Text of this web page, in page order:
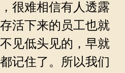
很难相信有人透露
活下来的员工也就
见低头见的，早就
记住了。所以我们